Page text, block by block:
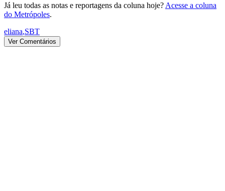
Já leu todas as notas e reportagens da coluna hoje? Acesse a coluna
do Metrópoles.
eliana,SBT
Ver Comentários